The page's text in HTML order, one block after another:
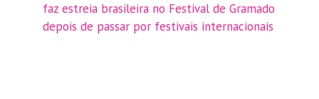
faz estreia brasileira no Festival de Gramado
depois de passar por festivais internacionais